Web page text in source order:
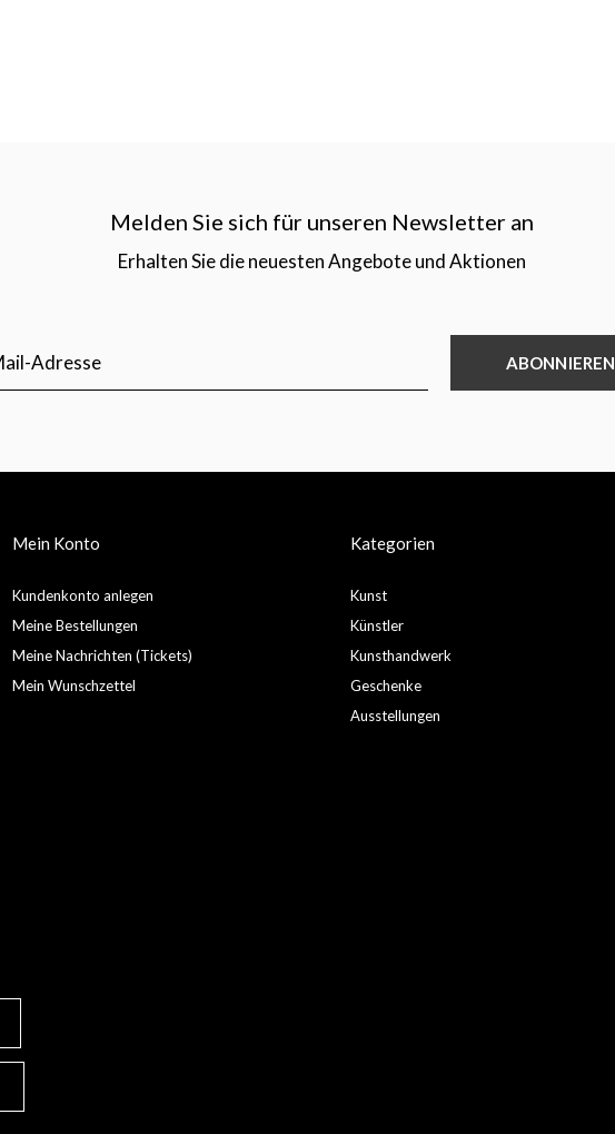
Melden Sie sich für unseren Newsletter an
Erhalten Sie die neuesten Angebote und Aktionen
ABONNIEREN
Mein Konto
Kundenkonto anlegen
Meine Bestellungen
Meine Nachrichten (Tickets)
Mein Wunschzettel
Kategorien
Kunst
Künstler
Kunsthandwerk
Geschenke
Ausstellungen